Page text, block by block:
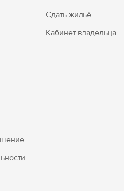
Сдать жильё
Кабинет владельца